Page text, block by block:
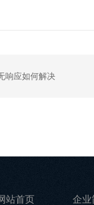
响应如何解决
站首页 企业